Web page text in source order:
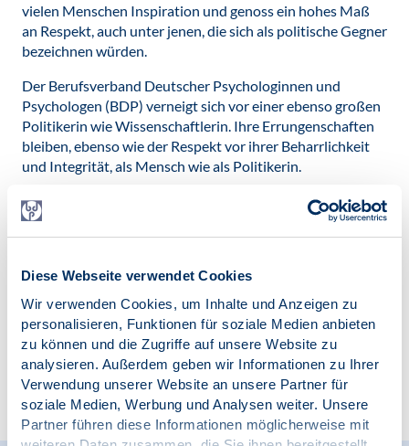
Diese Webseite verwendet Cookies
Wir verwenden Cookies, um Inhalte und Anzeigen zu
personalisieren, Funktionen für soziale Medien anbieten
zu können und die Zugriffe auf unsere Website zu
analysieren. Außerdem geben wir Informationen zu Ihrer
Verwendung unserer Website an unsere Partner für
soziale Medien, Werbung und Analysen weiter. Unsere
Partner führen diese Informationen möglicherweise mit
vielen Menschen Inspiration und genoss ein hohes Maß
an Respekt, auch unter jenen, die sich als politische Gegner
bezeichnen würden.
Der Berufsverband Deutscher Psychologinnen und
Psychologen (BDP) verneigt sich vor einer ebenso großen
Politikerin wie Wissenschaftlerin. Ihre Errungenschaften
bleiben, ebenso wie der Respekt vor ihrer Beharrlichkeit
und Integrität, als Mensch wie als Politikerin.
05.02.2026
News
Zur Übersicht